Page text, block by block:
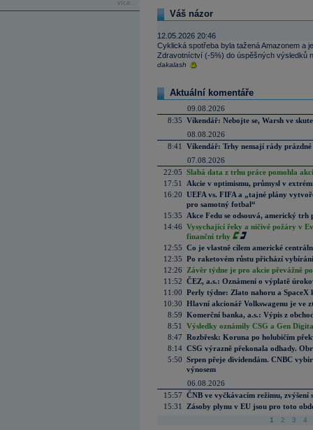
více...
Váš názor
12.05.2026 20:46
Cyklická spotřeba byla tažená Amazonem a
Zdravotníctví (-5%) do úspěšných výsledků
dakalash
Aktuální komentáře
09.08.2026
8:35 Víkendář: Nebojte se, Warsh ve
08.08.2026
8:41
Víkendář: Trhy nemají rády prázdné
07.08.2026
22:05 Slabá data z trhu práce pomohla
17:51
Akcie v optimismu, průmysl v
16:20 UEFA vs. FIFA a „tajné plány
pro samotný fotbal“
15:35
Akce Fedu se odsouvá, americký
14:46 Vysychající řeky a ničivé požáry v
finanční trhy
12:55 Co je vlastně cílem americké
12:35 Po raketovém růstu přichází
12:26
Závěr týdne je pro akcie převážně
11:52 ČEZ, a.s.: Oznámení o výplatě
11:00 Perly týdne: Zlato nahoru a SpaceX
10:30 Hlavní akcionář Volkswagenu je ve
8:59 Komerční banka, a.s.: Výpis z
8:51
Výsledky oznámily CSG a Gen
8:47 Rozbřesk: Koruna po holubičím
8:14 CSG výrazně překonala odhady.
5:50 Srpen přeje dividendám. CNBC
výnosem
06.08.2026
15:57 ČNB ve vyčkávacím režimu, zvýšení
15:31
Zásoby plynu v EU jsou pro toto
1 2 3 4